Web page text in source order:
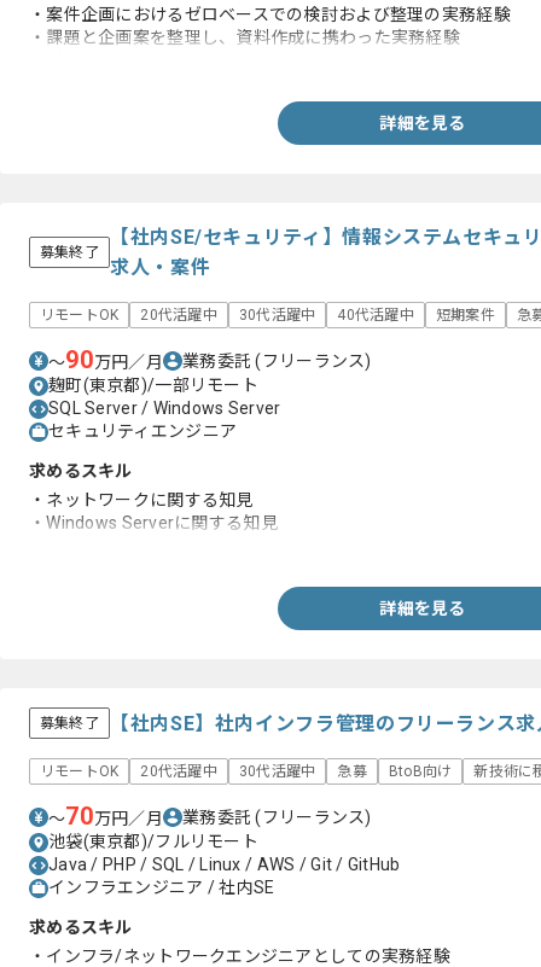
・案件企画におけるゼロベースでの検討および整理の実務経験
・課題と企画案を整理し、資料作成に携わった実務経験
詳細を見る
募集終了
【社内SE/セキュリティ】情報システムセキュ
求人・案件
リモートOK 20代活躍中 30代活躍中 40代活躍中 短期案件 急
〜90万円／月 業務委託(フリーランス)
麹町(東京都)/一部リモート
SQL Server / Windows Server
セキュリティエンジニア
求めるスキル
・ネットワークに関する知見
・Windows Serverに関する知見
詳細を見る
募集終了 【社内SE】社内インフラ管理のフリーランス
リモートOK 20代活躍中 30代活躍中 急募 BtoB向け 新技術に
〜70万円／月 業務委託(フリーランス)
池袋(東京都)/フルリモート
Java / PHP / SQL / Linux / AWS / Git / GitHub
インフラエンジニア / 社内SE
求めるスキル
・インフラ/ネットワークエンジニアとしての実務経験